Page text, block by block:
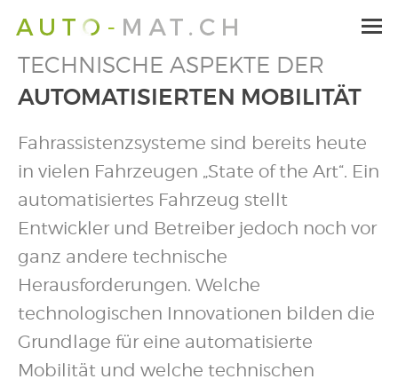
TECHNISCHE ASPEKTE DER
AUTOMATISIERTEN MOBILITÄT
Fahrassistenzsysteme sind bereits heute
in vielen Fahrzeugen „State of the Art“. Ein
automatisiertes Fahrzeug stellt
Entwickler und Betreiber jedoch noch vor
ganz andere technische
Herausforderungen. Welche
technologischen Innovationen bilden die
Grundlage für eine automatisierte
Mobilität und welche technischen